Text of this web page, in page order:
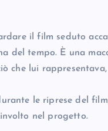
il film seduto
del tempo. È una
che lui
le riprese del
nel progetto.